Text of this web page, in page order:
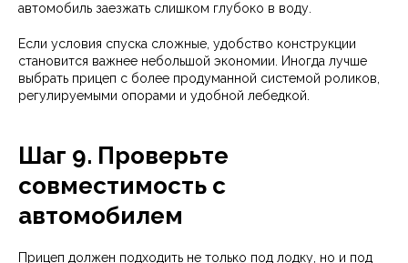
автомобиль заезжать слишком глубоко в воду.
Если условия спуска сложные, удобство конструкции
становится важнее небольшой экономии. Иногда лучше
выбрать прицеп с более продуманной системой роликов,
регулируемыми опорами и удобной лебедкой.
Шаг 9. Проверьте
совместимость с
автомобилем
Прицеп должен подходить не только под лодку, но и под